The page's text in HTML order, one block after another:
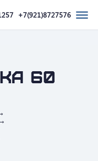
+7(921)8727576
60